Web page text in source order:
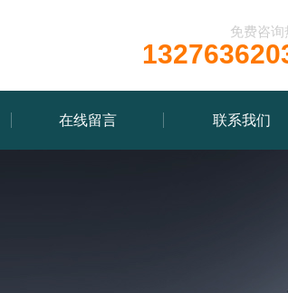
免费咨询
在线留言 联系我们